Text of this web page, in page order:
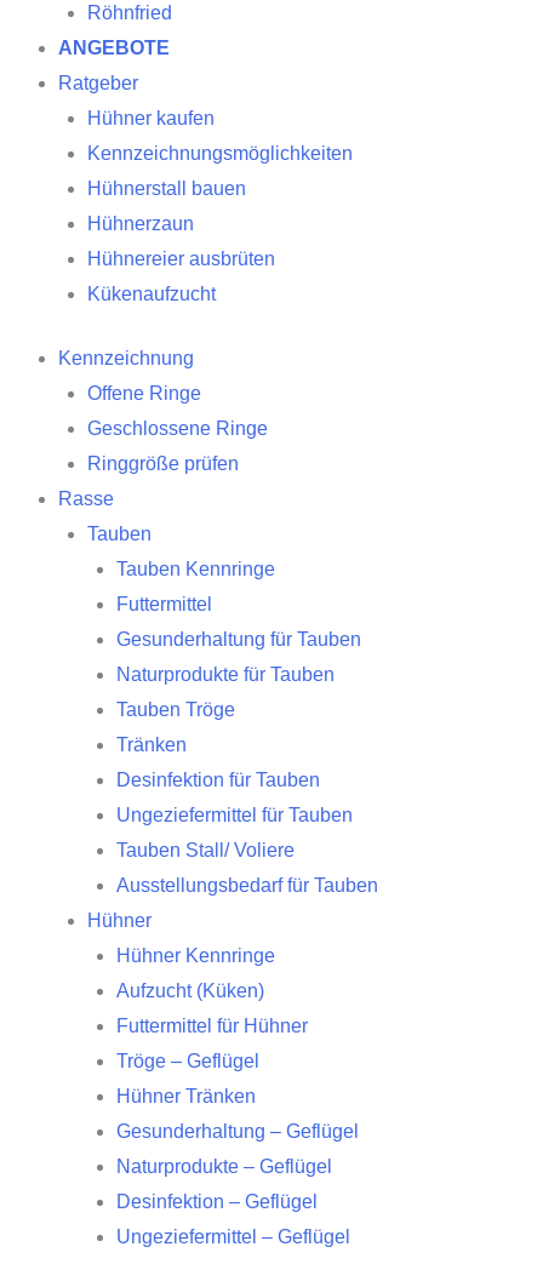
Röhnfried
ANGEBOTE
Ratgeber
Hühner kaufen
Kennzeichnungsmöglichkeiten
Hühnerstall bauen
Hühnerzaun
Hühnereier ausbrüten
Kükenaufzucht
Kennzeichnung
Offene Ringe
Geschlossene Ringe
Ringgröße prüfen
Rasse
Tauben
Tauben Kennringe
Futtermittel
Gesunderhaltung für Tauben
Naturprodukte für Tauben
Tauben Tröge
Tränken
Desinfektion für Tauben
Ungeziefermittel für Tauben
Tauben Stall/ Voliere
Ausstellungsbedarf für Tauben
Hühner
Hühner Kennringe
Aufzucht (Küken)
Futtermittel für Hühner
Tröge – Geflügel
Hühner Tränken
Gesunderhaltung – Geflügel
Naturprodukte – Geflügel
Desinfektion – Geflügel
Ungeziefermittel – Geflügel